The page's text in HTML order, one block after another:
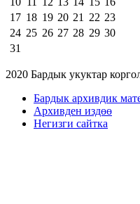
17 18 19 20 21 22 23
24 25 26 27 28 29 30
31
2020 Бардык укуктар
Бардык архивдик
Архивден издөө
Негизги сайтка